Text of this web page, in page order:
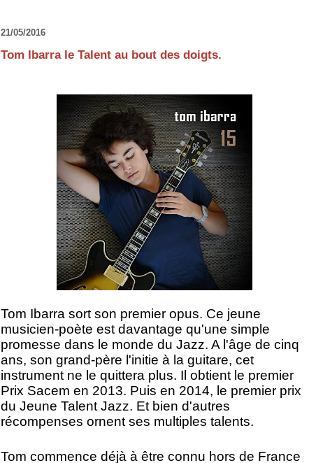
21/05/2016
Tom Ibarra le Talent au bout des doigts.
Tom Ibarra sort son premier opus. Ce jeune
musicien-poète est davantage qu'une simple
promesse dans le monde du Jazz. A l'âge de cinq
ans, son grand-père l'initie à la guitare, cet
instrument ne le quittera plus. Il obtient le premier
Prix Sacem en 2013. Puis en 2014, le premier prix
du Jeune Talent Jazz. Et bien d'autres
récompenses ornent ses multiples talents.
Tom commence déjà à être connu hors de France